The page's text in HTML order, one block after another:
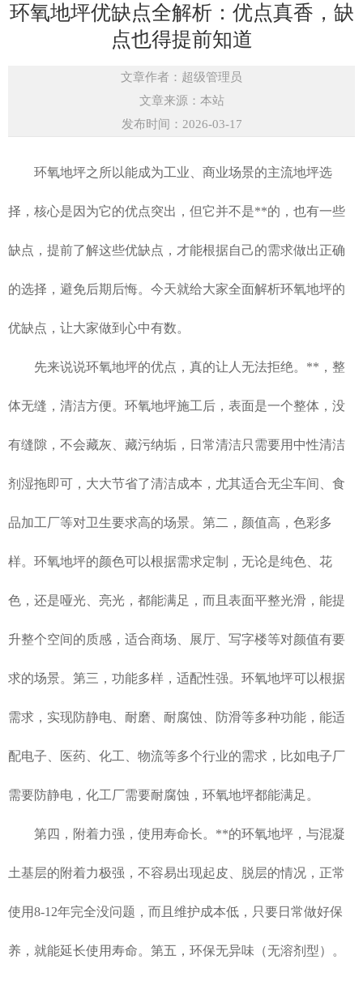
环氧地坪优缺点全解析：优点真香，缺
点也得提前知道
文章作者：超级管理员
文章来源：本站
发布时间：2026-03-17
环氧地坪之所以能成为工业、商业场景的主流地坪选
择，核心是因为它的优点突出，但它并不是**的，也有一些
缺点，提前了解这些优缺点，才能根据自己的需求做出正确
的选择，避免后期后悔。今天就给大家全面解析环氧地坪的
优缺点，让大家做到心中有数。
先来说说环氧地坪的优点，真的让人无法拒绝。**，整
体无缝，清洁方便。环氧地坪施工后，表面是一个整体，没
有缝隙，不会藏灰、藏污纳垢，日常清洁只需要用中性清洁
剂湿拖即可，大大节省了清洁成本，尤其适合无尘车间、食
品加工厂等对卫生要求高的场景。第二，颜值高，色彩多
样。环氧地坪的颜色可以根据需求定制，无论是纯色、花
色，还是哑光、亮光，都能满足，而且表面平整光滑，能提
升整个空间的质感，适合商场、展厅、写字楼等对颜值有要
求的场景。第三，功能多样，适配性强。环氧地坪可以根据
需求，实现防静电、耐磨、耐腐蚀、防滑等多种功能，能适
配电子、医药、化工、物流等多个行业的需求，比如电子厂
需要防静电，化工厂需要耐腐蚀，环氧地坪都能满足。
第四，附着力强，使用寿命长。**的环氧地坪，与混凝
土基层的附着力极强，不容易出现起皮、脱层的情况，正常
使用8-12年完全没问题，而且维护成本低，只要日常做好保
养，就能延长使用寿命。第五，环保无异味（无溶剂型）。